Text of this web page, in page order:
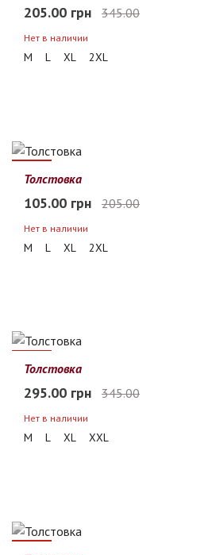
205.00 грн 345.00
Нет в наличии
M L XL 2XL
49%
Толстовка
105.00 грн 205.00
Нет в наличии
M L XL 2XL
14%
Толстовка
295.00 грн 345.00
Нет в наличии
M L XL XXL